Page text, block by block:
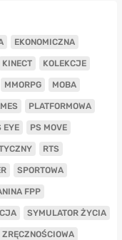
EKONOMICZNA
KINECT KOLEKCJE
MMORPG MOBA
PLATFORMOWA
EYE PS MOVE
RTS
SPORTOWA
FPP
SYMULATOR ŻYCIA
ZRĘCZNOŚCIOWA